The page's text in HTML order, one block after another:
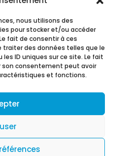
nous utilisons des
pour stocker et/ou accéder
fait de consentir à ces
des données telles que le
ID uniques sur ce site. Le fait
son consentement peut avoir
et fonctions.